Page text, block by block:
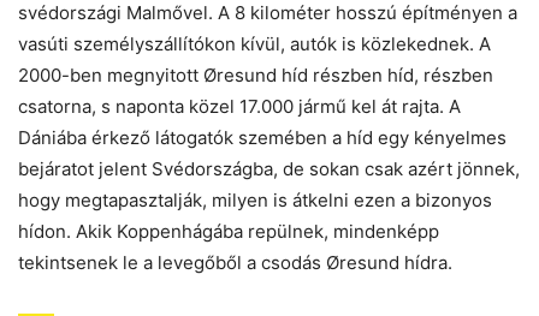
svédországi Malmővel. A 8 kilométer hosszú építményen a
vasúti személyszállítókon kívül, autók is közlekednek. A
2000-ben megnyitott Øresund híd részben híd, részben
csatorna, s naponta közel 17.000 jármű kel át rajta. A
Dániába érkező látogatók szemében a híd egy kényelmes
bejáratot jelent Svédországba, de sokan csak azért jönnek,
hogy megtapasztalják, milyen is átkelni ezen a bizonyos
hídon. Akik Koppenhágába repülnek, mindenképp
tekintsenek le a levegőből a csodás Øresund hídra.